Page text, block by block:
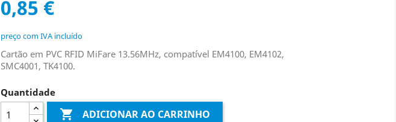
0,85 €
preço com IVA incluído
Cartão em PVC RFID MiFare 13.56MHz, compatível EM4100, EM4102,
SMC4001, TK4100.
Quantidade
 ADICIONAR AO CARRINHO